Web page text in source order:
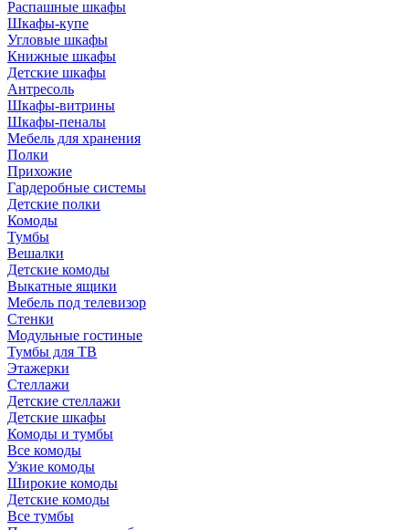
Распашные шкафы
Шкафы-купе
Угловые шкафы
Книжные шкафы
Детские шкафы
Антресоль
Шкафы-витрины
Шкафы-пеналы
Мебель для хранения
Полки
Прихожие
Гардеробные системы
Детские полки
Комоды
Тумбы
Вешалки
Детские комоды
Выкатные ящики
Мебель под телевизор
Стенки
Модульные гостиные
Тумбы для ТВ
Этажерки
Стеллажи
Детские стеллажи
Детские шкафы
Комоды и тумбы
Все комоды
Узкие комоды
Широкие комоды
Детские комоды
Все тумбы